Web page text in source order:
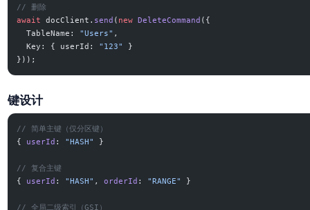
// 删除
await
docClient. send ( new DeleteCommand ({
  TableName:
"Users" ,
  Key: { userId:
"123"
}
}));
键设计
// 简单主键（仅分区键）
{ userId : "HASH" }
// 复合主键
{ userId : "HASH" , orderId : "RANGE" }
// 全局二级索引（GSI）